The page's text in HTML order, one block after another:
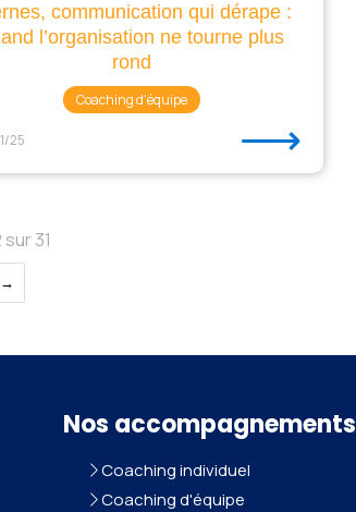
communication qui dérape :
l’organisation ne tourne plus
rond
Coaching d'équipe
25 ⟶
31
Nos accompagnements
Coaching individuel
Coaching d'équipe